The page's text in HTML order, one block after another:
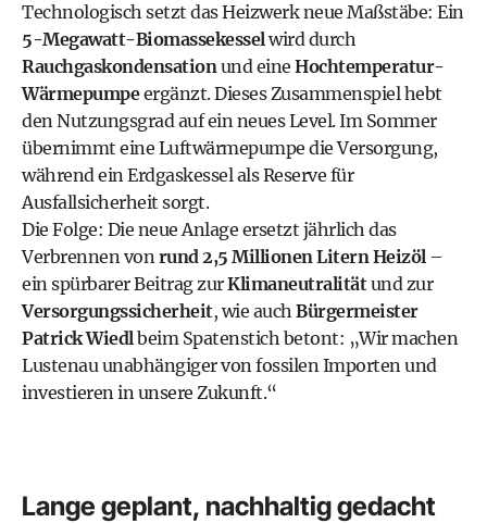
Technologisch setzt das Heizwerk neue Maßstäbe: Ein
5-Megawatt-Biomassekesselwird durch
Rauchgaskondensationund eine Hochtemperatur-
Wärmepumpeergänzt. Dieses Zusammenspiel hebt
den Nutzungsgrad auf ein neues Level. Im Sommer
übernimmt eine Luftwärmepumpe die Versorgung,
während ein Erdgaskessel als Reserve für
Ausfallsicherheit sorgt.
Die Folge: Die neue Anlage ersetzt jährlich das
Verbrennen vonrund 2,5 Millionen Litern Heizöl–
ein spürbarer Beitrag zurKlimaneutralitätund zur
Versorgungssicherheit, wie auch Bürgermeister
Patrick Wiedlbeim Spatenstich betont: „Wir machen
Lustenau unabhängiger von fossilen Importen und
investieren in unsere Zukunft.“
Lange geplant, nachhaltig gedacht